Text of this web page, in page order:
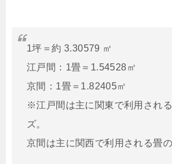
1坪＝約 3.30579 ㎡
江戸間：1畳＝1.54528㎡
京間：1畳＝1.82405㎡
※江戸間は主に関東で利用され
ズ。
京間は主に関西で利用される畳の